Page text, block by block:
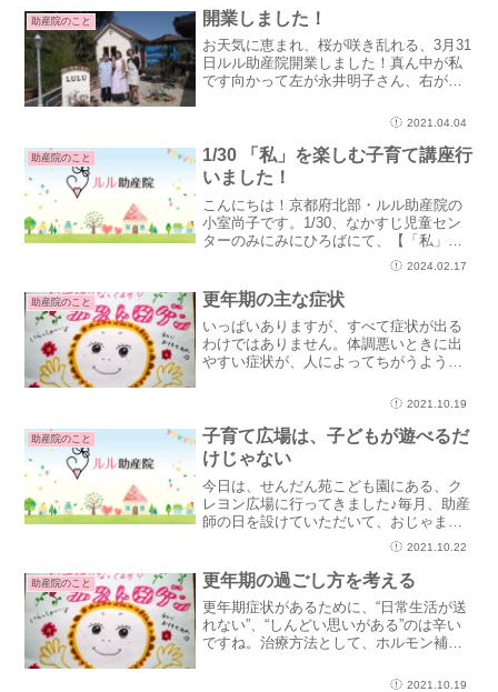
助産院のこと 開業しました！
お天気に恵まれ、桜が咲き乱れる、3月31
日ルル助産院開業しました！真ん中が私
です向かって左が永井明子さん、右が谷
身近にいるよ～の思いから、先輩助産師
ん(あもがね助産...
2021.04.04
助産院のこと
1/30 「私」を楽しむ子育て講座行
いました！
こんにちは！京都府北部・ルル助産院の
小室尚子です。1/30、なかすじ児童セン
ターのみにみにひろばにて、【「私」を
楽しむ子育て講座 】を行いました。ルル
助産院のとなりの町にあるなかすじ児童
センターは、けっこう雪が積もるーー
ー！館長さんをはじめ...
2024.02.17
助産院のこと 更年期の主な症状
いっぱいありますが、すべて症状が出る
わけではありません。体調悪いときに出
やすい症状が、人によってちがうよう
で、そもそもエストロゲンってどんな役
るように．．．こんなに役割...
2021.10.19
助産院のこと
子育て広場は、子どもが遊べるだ
けじゃない
今日は、せんだん苑こども園にある、ク
レヨン広場に行ってきました♪毎月、助産
師の日を設けていただいて、おじゃまし
ています。子育て広場って、子どもが遊
ぶためにあると思いますか？？むしろ、
お母さんやお父さんの息抜きの場です!
(^^)!子どもとずっ...
2021.10.22
助産院のこと 更年期の過ごし方を考える
更年期症状があるために、“日常生活が送
れない”、“しんどい思いがある”のは辛い
ですね。治療方法として、ホルモン補充
ることで症状が起こっているので、ホル
2021.10.19